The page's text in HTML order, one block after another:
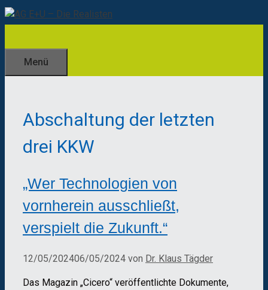
Zum
Inhalt
Menü
Abschaltung der letzten
drei KKW
„Wer Technologien von
vornherein ausschließt,
verspielt die Zukunft.“
12/05/202406/05/2024 von Dr. Klaus Tägder
Das Magazin „Cicero“ veröffentlichte Dokumente,